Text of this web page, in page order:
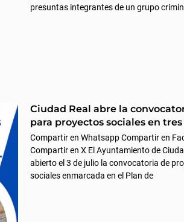
presuntas integrantes de un grupo
Ciudad Real abre la
para proyectos sociales en
Compartir en Whatsapp Compartir en
Compartir en X El Ayuntamiento de
abierto el 3 de julio la convocatoria de
sociales enmarcada en el Plan de